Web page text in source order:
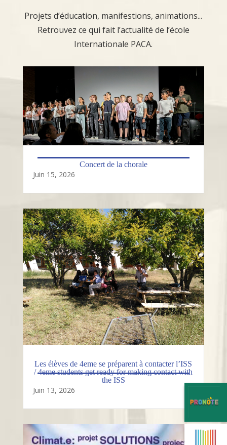
Projets d’éducation, manifestions, animations...
Retrouvez ce qui fait l’actualité de l’école
Internationale PACA.
Concert de la chorale
Juin 15, 2026
Les élèves de 4eme se préparent à contacter l’ISS
/ 4eme students get ready for making contact with
the ISS
Juin 13, 2026